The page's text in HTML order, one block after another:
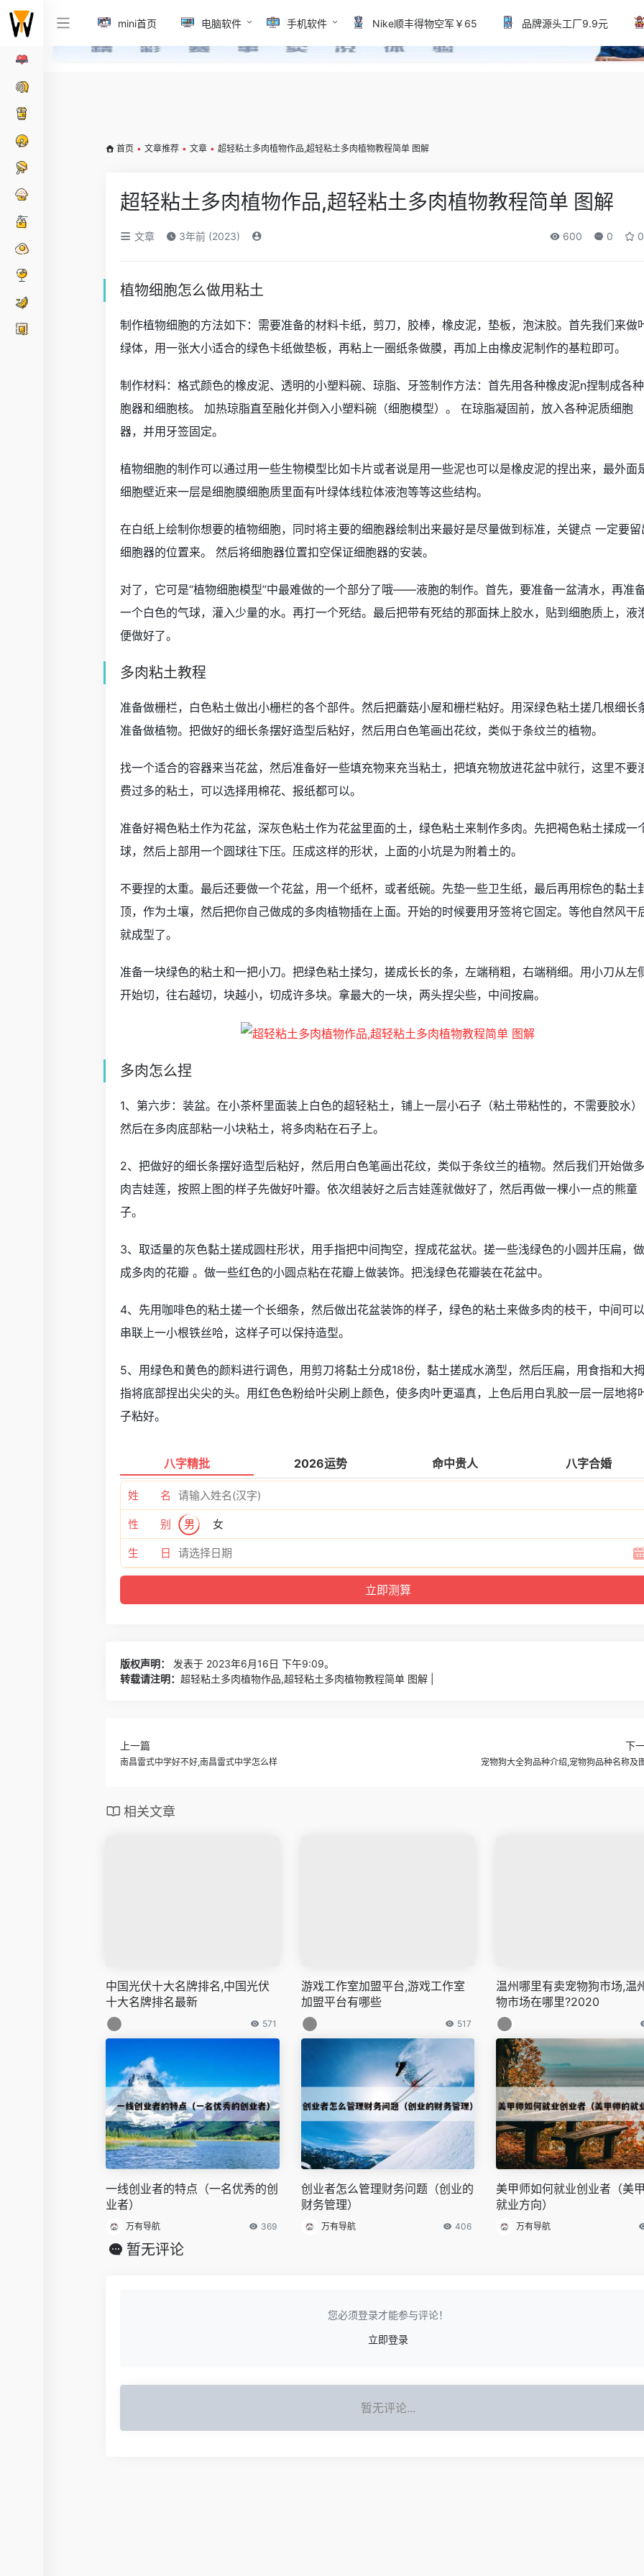
mini首页 电脑软件 手机软件 Nike顺丰得物空军￥65 品牌源头工厂9.9元
首页 • 文章推荐 • 文章 • 超轻粘土多肉植物作品,超轻粘土多肉植物教程简单 图解
超轻粘土多肉植物作品,超轻粘土多肉植物教程简单 图解
文章 3年前 (2023) 600 0 0
植物细胞怎么做用粘土
制作植物细胞的方法如下：需要准备的材料卡纸，剪刀，胶棒，橡皮泥，垫板，泡沫胶。首先我们来做
绿体，用一张大小适合的绿色卡纸做垫板，再粘上一圈纸条做膜，再加上由橡皮泥制作的基粒即可。
制作材料：格式颜色的橡皮泥、透明的小塑料碗、琼脂、牙签制作方法：首先用各种橡皮泥n捏制成各
胞器和细胞核。 加热琼脂直至融化并倒入小塑料碗（细胞模型）。 在琼脂凝固前，放入各种泥质细胞
器，并用牙签固定。
植物细胞的制作可以通过用一些生物模型比如卡片或者说是用一些泥也可以是橡皮泥的捏出来，最外面
细胞壁近来一层是细胞膜细胞质里面有叶绿体线粒体液泡等等这些结构。
在白纸上绘制你想要的植物细胞，同时将主要的细胞器绘制出来最好是尽量做到标准，关键点 一定要留
细胞器的位置来。 然后将细胞器位置扣空保证细胞器的安装。
对了，它可是“植物细胞模型”中最难做的一个部分了哦——液胞的制作。首先，要准备一盆清水，再准
一个白色的气球，灌入少量的水。再打一个死结。最后把带有死结的那面抹上胶水，贴到细胞质上，液
便做好了。
多肉粘土教程
准备做栅栏，白色粘土做出小栅栏的各个部件。然后把蘑菇小屋和栅栏粘好。用深绿色粘土搓几根细长
准备做植物。把做好的细长条摆好造型后粘好，然后用白色笔画出花纹，类似于条纹兰的植物。
找一个适合的容器来当花盆，然后准备好一些填充物来充当粘土，把填充物放进花盆中就行，这里不要
费过多的粘土，可以选择用棉花、报纸都可以。
准备好褐色粘土作为花盆，深灰色粘土作为花盆里面的土，绿色粘土来制作多肉。先把褐色粘土揉成一
球，然后上部用一个圆球往下压。压成这样的形状，上面的小坑是为附着土的。
不要捏的太重。最后还要做一个花盆，用一个纸杯，或者纸碗。先垫一些卫生纸，最后再用棕色的黏土
顶，作为土壤，然后把你自己做成的多肉植物插在上面。开始的时候要用牙签将它固定。等他自然风干
就成型了。
准备一块绿色的粘土和一把小刀。把绿色粘土揉匀，搓成长长的条，左端稍粗，右端稍细。用小刀从左
开始切，往右越切，块越小，切成许多块。拿最大的一块，两头捏尖些，中间按扁。
多肉怎么捏
1、第六步：装盆。在小茶杯里面装上白色的超轻粘土，铺上一层小石子（粘土带粘性的，不需要胶水）
然后在多肉底部粘一小块粘土，将多肉粘在石子上。
2、把做好的细长条摆好造型后粘好，然后用白色笔画出花纹，类似于条纹兰的植物。然后我们开始做多
肉吉娃莲，按照上图的样子先做好叶瓣。依次组装好之后吉娃莲就做好了，然后再做一棵小一点的熊童
子。
3、取适量的灰色黏土搓成圆柱形状，用手指把中间掏空，捏成花盆状。搓一些浅绿色的小圆并压扁，做
成多肉的花瓣 。做一些红色的小圆点粘在花瓣上做装饰。把浅绿色花瓣装在花盆中。
4、先用咖啡色的粘土搓一个长细条，然后做出花盆装饰的样子，绿色的粘土来做多肉的枝干，中间可以
串联上一小根铁丝哈，这样子可以保持造型。
5、用绿色和黄色的颜料进行调色，用剪刀将黏土分成18份，黏土搓成水滴型，然后压扁，用食指和大
指将底部捏出尖尖的头。用红色色粉给叶尖刷上颜色，使多肉叶更逼真，上色后用白乳胶一层一层地将
子粘好。
八字精批 2026运势 命中贵人 八字合婚
姓 名
性 别 男 女
生 日
版权声明：
发表于 2023年6月16日 下午9:09。
转载请注明： 超轻粘土多肉植物作品,超轻粘土多肉植物教程简单 图解 |
上一篇
南昌雷式中学好不好,南昌雷式中学怎么样
下
宠物狗大全狗品种介绍,宠物狗品种名称及
相关文章
中国光伏十大名牌排名,中国光伏
十大名牌排名最新
571
游戏工作室加盟平台,游戏工作室
加盟平台有哪些
517
温州哪里有卖宠物狗市场,温
物市场在哪里?2020
一线创业者的特点（一名优秀的创
业者）
万有导航 369
创业者怎么管理财务问题（创业的
财务管理）
万有导航 406
美甲师如何就业创业者（美
就业方向）
万有导航
暂无评论
您必须登录才能参与评论！
立即登录
暂无评论...